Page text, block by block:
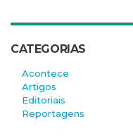
CATEGORIAS
Acontece
Artigos
Editoriais
Reportagens